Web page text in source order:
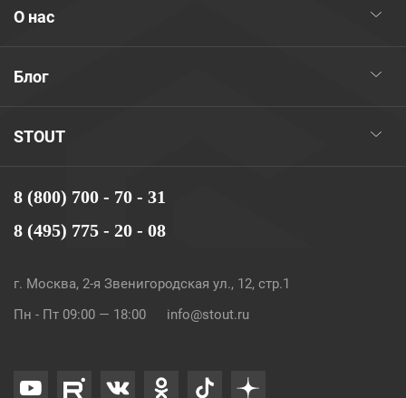
8 (800) 700 - 70 - 31
8 (495) 775 - 20 - 08
г. Москва, 2-я Звенигородская ул., 12, стр.1
Пн - Пт 09:00 — 18:00
info@stout.ru
STOUT
Блог
О нас